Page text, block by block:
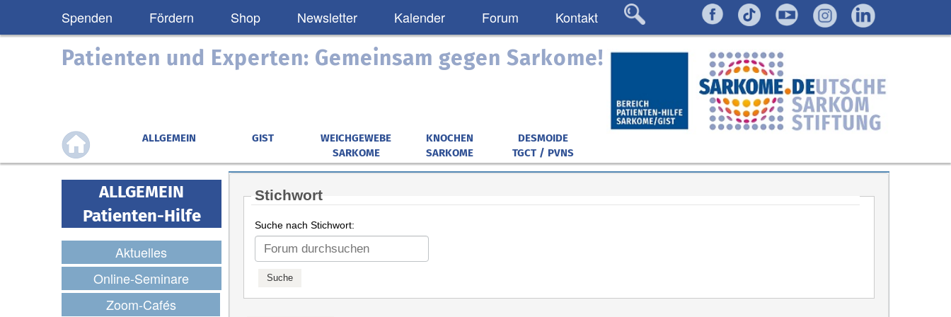
Spenden Fördern Shop Newsletter Kalender Forum Kontakt
Patienten und Experten: Gemeinsam gegen Sarkome!
ALLGEMEIN GIST
WEICHGEWEBE
SARKOME
KNOCHEN
SARKOME
DESMOIDE
TGCT / PVNS
ALLGEMEIN
Patienten-Hilfe
Aktuelles
Online-Seminare
Zoom-Cafés
Stichwort
Suche nach Stichwort: